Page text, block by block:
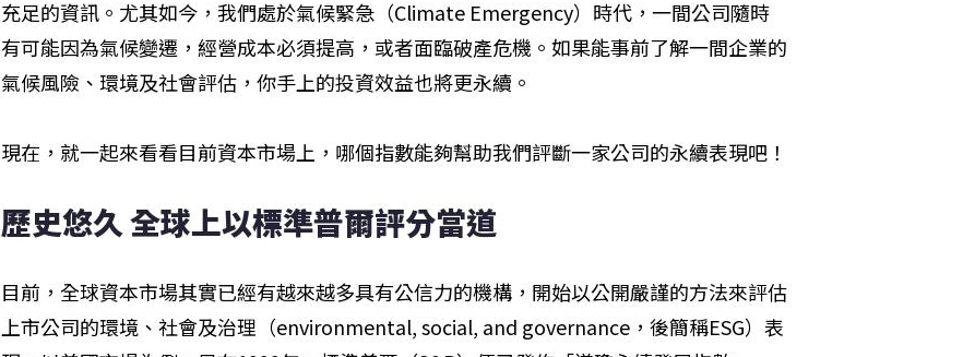
充足的資訊。尤其如今，我們處於氣候緊急（Climate Emergency）時代，一間公司隨時
有可能因為氣候變遷，經營成本必須提高，或者面臨破產危機。如果能事前了解一間企業的
氣候風險、環境及社會評估，你手上的投資效益也將更永續。
現在，就一起來看看目前資本市場上，哪個指數能夠幫助我們評斷一家公司的永續表現吧！
歷史悠久 全球上以標準普爾評分當道
目前，全球資本市場其實已經有越來越多具有公信力的機構，開始以公開嚴謹的方法來評估
上市公司的環境、社會及治理（environmental, social, and governance，後簡稱ESG）表